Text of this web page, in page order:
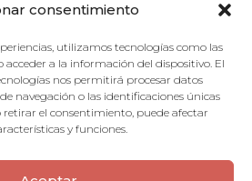
consentimiento
utilizamos tecnologías como las
acceder a la información del dispositivo. El
nos permitirá procesar datos
navegación o las identificaciones únicas
retirar el consentimiento, puede afectar
y funciones.